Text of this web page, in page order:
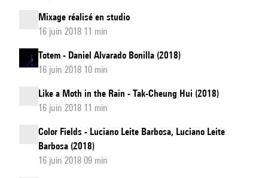
Mixage réalisé en studio
16 juin 2018 11 min
Totem - Daniel Alvarado Bonilla (2018)
16 juin 2018 10 min
Like a Moth in the Rain - Tak-Cheung Hui (2018)
16 juin 2018 11 min
Color Fields - Luciano Leite Barbosa, Luciano Leite
Barbosa (2018)
16 juin 2018 09 min